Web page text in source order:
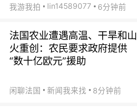
我游我拍 lin14589077 6分钟前
法国农业遭遇高温、干旱和山
火重创：农民要求政府提供
“数十亿欧元”援助
闲聊法国 新闻我来找 8分钟前